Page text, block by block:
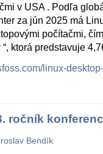
v USA . Podľa
za jún 2025 má
počítačmi,
ktorá predstavuje
linux-
ročník
Bendík